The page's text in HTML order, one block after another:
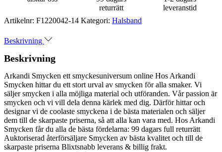
returrätt
leveranstid
Artikelnr: F1220042-14 Kategori: Halsband
Beskrivning
Beskrivning
Arkandi Smycken ett smyckesuniversum online Hos Arkandi
Smycken hittar du ett stort urval av smycken för alla smaker. Vi
säljer smycken i alla möjliga material och utföranden. Vår passion är
smycken och vi vill dela denna kärlek med dig. Därför hittar och
designar vi de coolaste smyckena i de bästa materialen och säljer
dem till de skarpaste priserna, så att alla kan vara med. Hos Arkandi
Smycken får du alla de bästa fördelarna: 99 dagars full returrätt
Auktoriserad återförsäljare Smycken av bästa kvalitet och till de
skarpaste priserna Blixtsnabb leverans & billig frakt.